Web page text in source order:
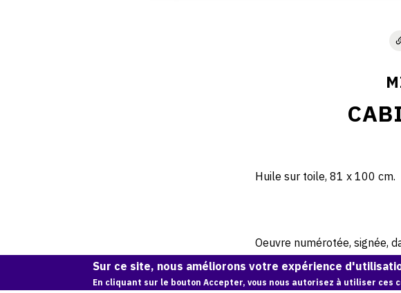
Huile sur toile, 81 x 100 cm.
Oeuvre numérotée, signée,
Sur ce site, nous améliorons votre expérience
En cliquant sur le bouton Accepter, vous nous autorisez à utiliser ces